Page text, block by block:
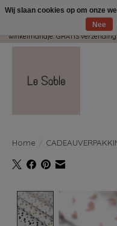
Wij pakken met plezier jouw
winkelmandje. GRATIS
Home
Product
Wij slaan cookies op om onze
Nee